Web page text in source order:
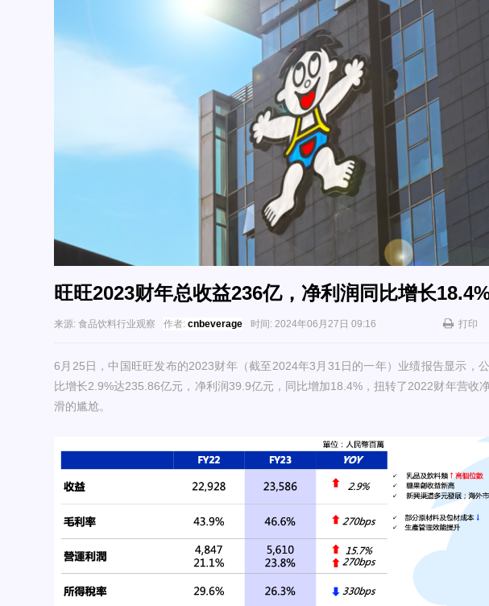
旺旺2023财年总收益236亿，净利润同比增长
来源: 食品饮料行业观察 作者: cnbeverage 时间: 2024年06月27日 09:16 打印
6月25日，中国旺旺发布的2023财年（截至2024年3月31日的一年）业绩报告显示，
比增长2.9%达235.86亿元，净利润39.9亿元，同比增加18.4%，扭转了2022财年营收
滑的尴尬。